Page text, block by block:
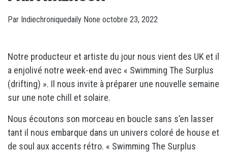
Par Indiechroniquedaily None octobre 23, 2022
Notre producteur et artiste du jour nous vient des UK et il
a enjolivé notre week-end avec « Swimming The Surplus
(drifting) ». Il nous invite à préparer une nouvelle semaine
sur une note chill et solaire.
Nous écoutons son morceau en boucle sans s’en lasser
tant il nous embarque dans un univers coloré de house et
de soul aux accents rétro. « Swimming The Surplus